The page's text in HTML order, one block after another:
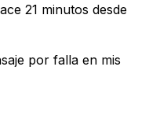
21 minutos desde
por falla en mis